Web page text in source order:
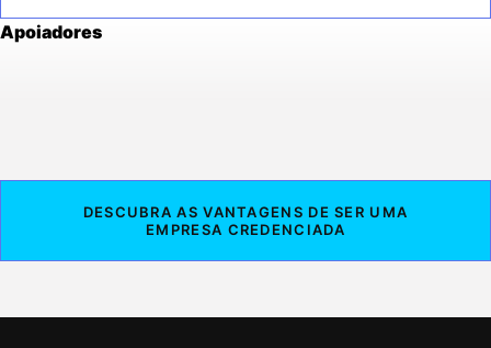
Apoiadores
DESCUBRA AS VANTAGENS DE SER UMA
EMPRESA CREDENCIADA